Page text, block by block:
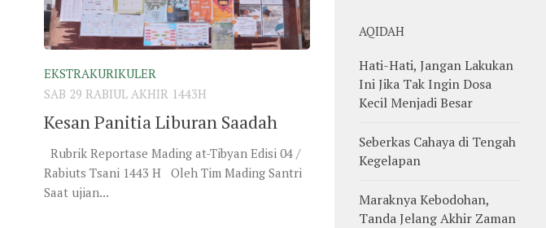
EKSTRAKURIKULER
SAB 29 RABIUL AKHIR 1443H
Kesan Panitia Liburan Saadah
Rubrik Reportase Mading at-Tibyan Edisi 04 /
Rabiuts Tsani 1443 H Oleh Tim Mading Santri
Saat ujian...
AQIDAH
Hati-Hati, Jangan Lakukan
Ini Jika Tak Ingin Dosa
Kecil Menjadi Besar
Seberkas Cahaya di Tengah
Kegelapan
Maraknya Kebodohan,
Tanda Jelang Akhir Zaman